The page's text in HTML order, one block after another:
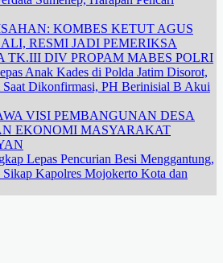
KOMBES KETUT AGUS
RESMI JADI PEMERIKSA
TK.III DIV PROPAM MABES POLRI
Anak Kades di Polda Jatim Disorot,
Dikonfirmasi, PH Berinisial B Akui
VISI PEMBANGUNAN DESA
EKONOMI MASYARAKAT
Lepas Pencurian Besi Menggantung,
Kapolres Mojokerto Kota dan